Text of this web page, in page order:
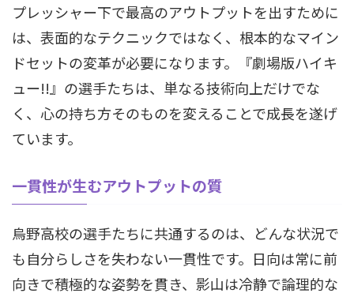
プレッシャー下で最高のアウトプットを出すために
は、表面的なテクニックではなく、根本的なマイン
ドセットの変革が必要になります。『劇場版ハイキ
ュー!!』の選手たちは、単なる技術向上だけでな
く、心の持ち方そのものを変えることで成長を遂げ
ています。
一貫性が生むアウトプットの質
烏野高校の選手たちに共通するのは、どんな状況で
も自分らしさを失わない一貫性です。日向は常に前
向きで積極的な姿勢を貫き、影山は冷静で論理的な